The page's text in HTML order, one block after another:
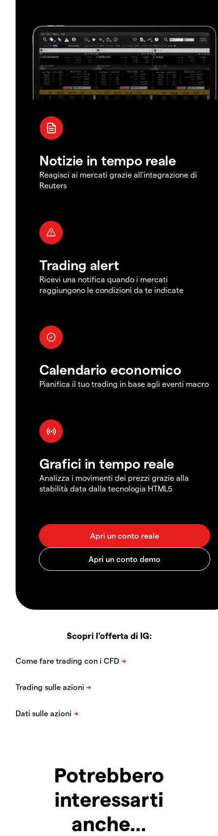
Notizie in tempo reale
Reagisci ai mercati grazie all'integrazione di
Reuters
Trading alert
Ricevi una notifica quando i mercati
raggiungono le condizioni da te indicate
Calendario economico
Pianifica il tuo trading in base agli eventi macro
Grafici in tempo reale
Analizza i movimenti dei prezzi grazie alla
stabilità data dalla tecnologia HTML5
Scopri l'offerta di IG:
Potrebbero
interessarti
anche…